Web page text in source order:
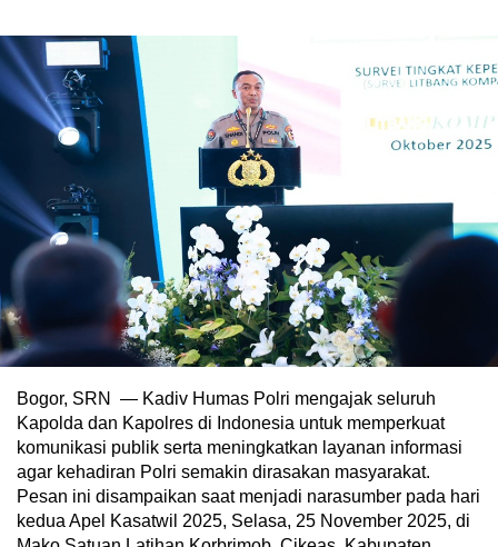
Bogor, SRN — Kadiv Humas Polri mengajak seluruh
Kapolda dan Kapolres di Indonesia untuk memperkuat
komunikasi publik serta meningkatkan layanan informasi
agar kehadiran Polri semakin dirasakan masyarakat.
Pesan ini disampaikan saat menjadi narasumber pada hari
kedua Apel Kasatwil 2025, Selasa, 25 November 2025, di